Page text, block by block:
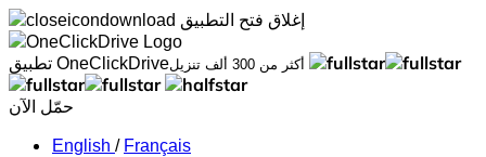
إغلاق فتح التطبيق
تطبيق OneClickDrive
أكثر من 300 ألف تنزيل
حمّل الآن
/ Français